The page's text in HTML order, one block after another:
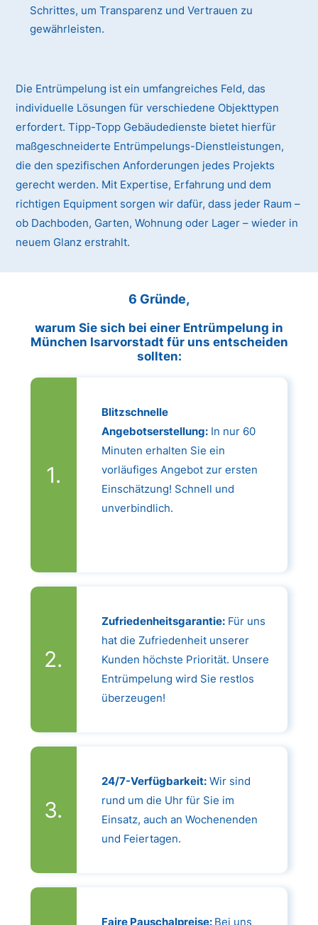
Schrittes, um Transparenz und Vertrauen zu
gewährleisten.
Die Entrümpelung ist ein umfangreiches Feld, das
individuelle Lösungen für verschiedene Objekttypen
erfordert. Tipp-Topp Gebäudedienste bietet hierfür
maßgeschneiderte Entrümpelungs-Dienstleistungen,
die den spezifischen Anforderungen jedes Projekts
gerecht werden. Mit Expertise, Erfahrung und dem
richtigen Equipment sorgen wir dafür, dass jeder Raum –
ob Dachboden, Garten, Wohnung oder Lager – wieder in
neuem Glanz erstrahlt.
6 Gründe,
warum Sie sich bei einer Entrümpelung in
München Isarvorstadt für uns entscheiden
sollten:
Blitzschnelle
Angebotserstellung:In nur 60
Minuten erhalten Sie ein
vorläufiges Angebot zur ersten
Einschätzung! Schnell und
unverbindlich.
Zufriedenheitsgarantie:Für uns
hat die Zufriedenheit unserer
Kunden höchste Priorität. Unsere
Entrümpelung wird Sie restlos
überzeugen!
24/7-Verfügbarkeit:Wir sind
rund um die Uhr für Sie im
Einsatz, auch an Wochenenden
und Feiertagen.
Faire Pauschalpreise: Bei uns